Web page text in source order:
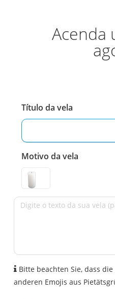
Acenda
Título da vela
Motivo da vela
Bitte beachten Sie, dass
anderen Emojis aus